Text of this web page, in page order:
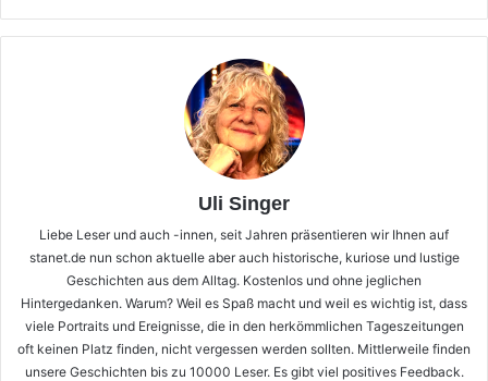
Uli Singer
Liebe Leser und auch -innen, seit Jahren präsentieren wir Ihnen auf
stanet.de nun schon aktuelle aber auch historische, kuriose und lustige
Geschichten aus dem Alltag. Kostenlos und ohne jeglichen
Hintergedanken. Warum? Weil es Spaß macht und weil es wichtig ist, dass
viele Portraits und Ereignisse, die in den herkömmlichen Tageszeitungen
oft keinen Platz finden, nicht vergessen werden sollten. Mittlerweile finden
unsere Geschichten bis zu 10000 Leser. Es gibt viel positives Feedback.